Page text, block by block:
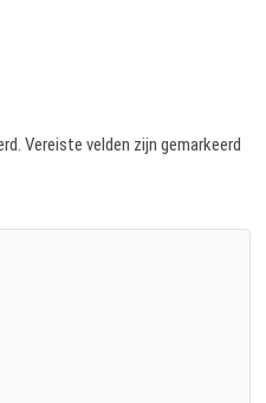
Vereiste velden zijn gemarkeerd